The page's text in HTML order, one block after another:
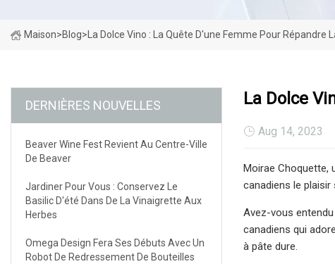
Maison>Blog> La Dolce Vino : La Quête D'une Femme Pour Répandre
DERNIÈRES NOUVELLES
Beaver Wine Fest Revient Au Centre-Ville
De Beaver
Jardiner Pour Vous : Conservez Le
Basilic D'été Dans De La Vinaigrette Aux
Herbes
Omega Design Fera Ses Débuts Avec Un
Robot De Redressement De Bouteilles
La Dolce
Aug 14, 2023
Moirae Choquette,
canadiens le
Avez-vous
canadiens qui
à pâte dure.